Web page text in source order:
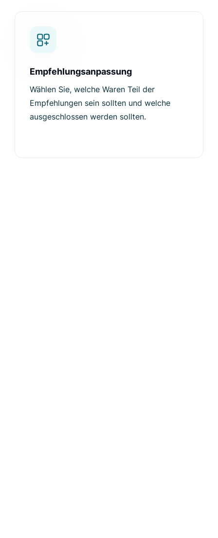
Empfehlungsanpassung
Wählen Sie, welche Waren Teil der
Empfehlungen sein sollten und welche
ausgeschlossen werden sollten.